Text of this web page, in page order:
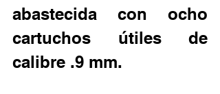
abastecida con ocho
cartuchos útiles de
calibre .9 mm.